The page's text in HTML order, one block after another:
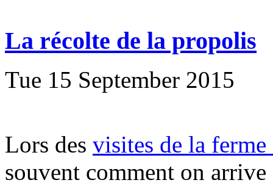
La récolte de la propolis
Tue 15 September 2015
Lors des visites de la
souvent comment on